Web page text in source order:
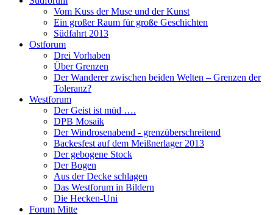
Vom Kuss der Muse und der Kunst
Ein großer Raum für große Geschichten
Südfahrt 2013
Ostforum
Drei Vorhaben
Über Grenzen
Der Wanderer zwischen beiden Welten – Grenzen der
Toleranz?
Westforum
Der Geist ist müd ….
DPB Mosaik
Der Windrosenabend - grenzüberschreitend
Backesfest auf dem Meißnerlager 2013
Der gebogene Stock
Der Bogen
Aus der Decke schlagen
Das Westforum in Bildern
Die Hecken-Uni
Forum Mitte